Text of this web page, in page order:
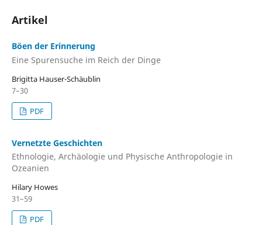
Artikel
Böen der Erinnerung
Eine Spurensuche im Reich der Dinge
Brigitta Hauser-Schäublin
7–30
PDF
Vernetzte Geschichten
Ethnologie, Archäologie und Physische Anthropologie in
Ozeanien
Hilary Howes
31–59
PDF